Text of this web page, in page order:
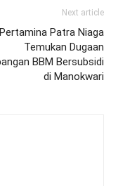
Next article
Pertamina Patra Niaga
Temukan Dugaan
BBM Bersubsidi
di Manokwari